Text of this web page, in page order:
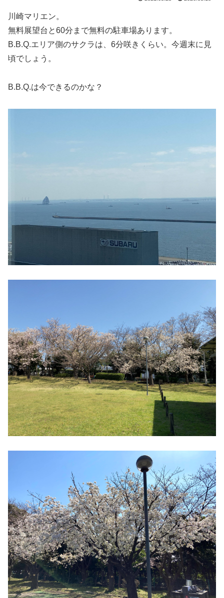
川崎マリエン。
無料展望台と60分まで無料の駐車場あります。
B.B.Q.エリア側のサクラは、6分咲きくらい。今週末に見
頃でしょう。
B.B.Q.は今できるのかな？